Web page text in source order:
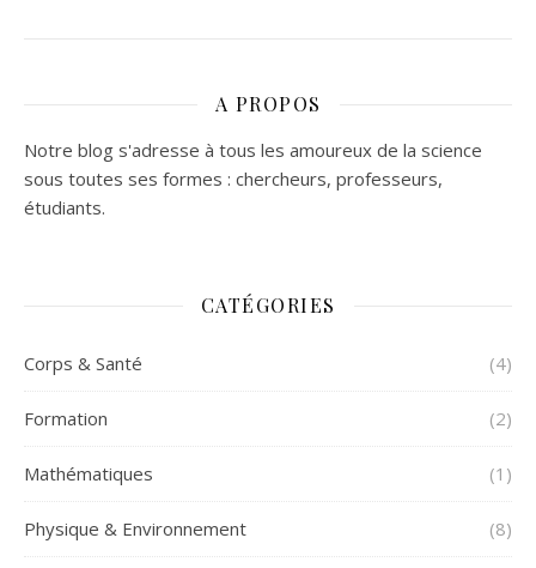
A PROPOS
Notre blog s'adresse à tous les amoureux de la science
sous toutes ses formes : chercheurs, professeurs,
étudiants.
CATÉGORIES
Corps & Santé (4)
Formation (2)
Mathématiques (1)
Physique & Environnement (8)